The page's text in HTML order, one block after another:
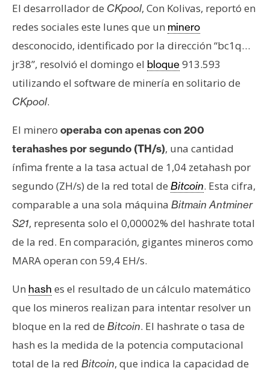
n
á
l
i
s
i
N
o
a
s
d
e
P
r
n
s
a
El desarrollador de CKpool, Con Kolivas, reportó en
redes sociales este lunes que un minero
desconocido, identificado por la dirección “bc1q…
jr38”, resolvió el domingo el bloque913.593
utilizando el software de minería en solitario de
CKpool.
El minero operaba con apenas con 200
terahashes por segundo (TH/s), una cantidad
ínfima frente a la tasa actual de 1,04 zetahash por
segundo (ZH/s) de la red total de Bitcoin. Esta cifra,
comparable a una sola máquina Bitmain Antminer
S21, representa solo el 0,00002% del hashrate total
de la red. En comparación, gigantes mineros como
MARA operan con 59,4 EH/s.
Un hash es el resultado de un cálculo matemático
que los mineros realizan para intentar resolver un
bloque en la red de Bitcoin. El hashrate o tasa de
hash es la medida de la potencia computacional
total de la red Bitcoin, que indica la capacidad de